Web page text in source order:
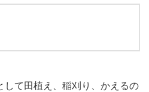
して田植え、稲刈り、かえるの